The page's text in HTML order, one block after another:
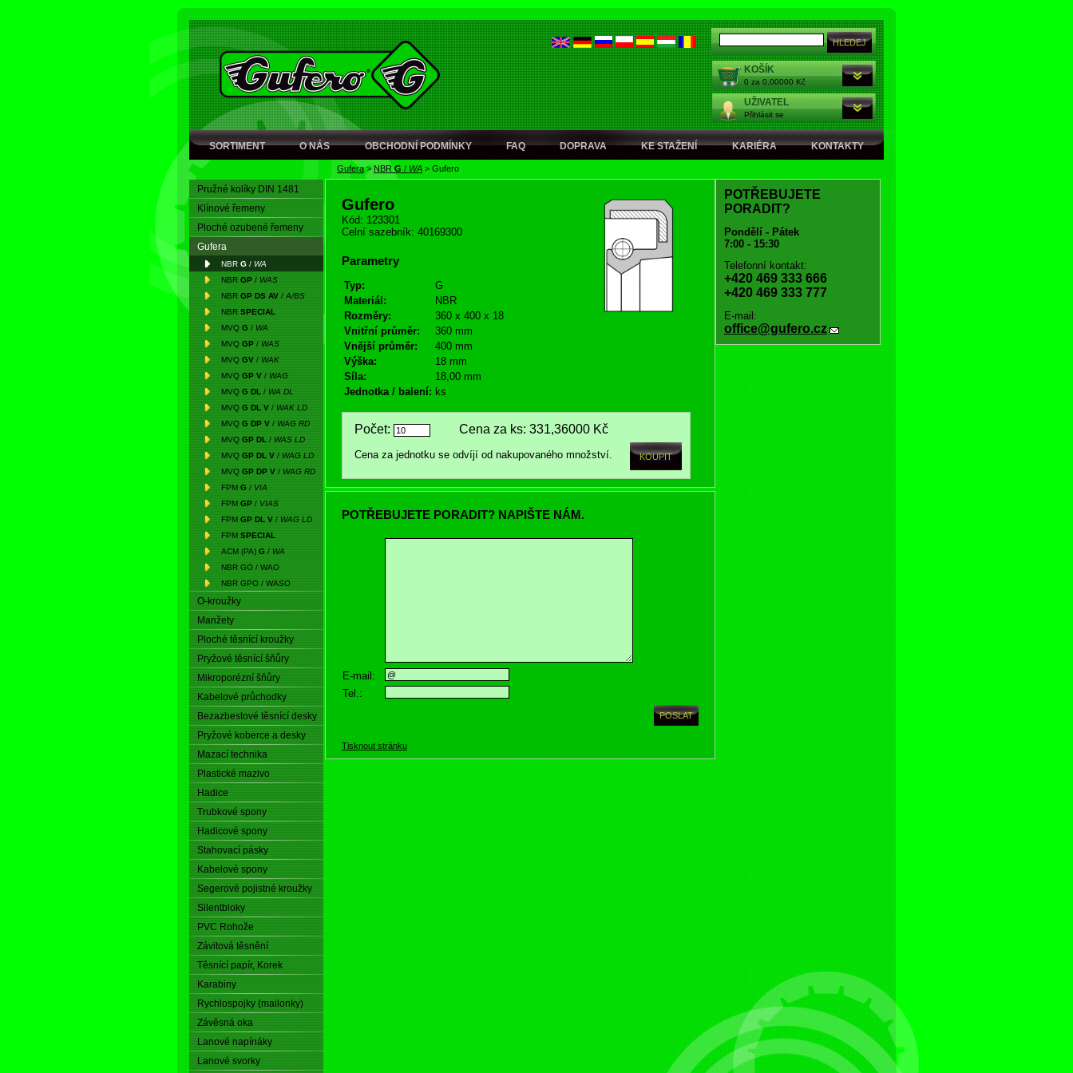
KOŠÍK
0 za 0,00000 Kč
UŽIVATEL
Přihlásit se
SORTIMENT O NÁS OBCHODNÍ PODMÍNKY FAQ DOPRAVA KE STAŽENÍ KARIÉRA KONTAKTY
Gufera> NBRG / WA > Gufero
Pružné kolíky DIN 1481
Klínové řemeny
Ploché ozubené řemeny
Gufera
NBR G / WA
NBR GP / WAS
NBR GP DS AV / A/BS
NBR SPECIAL
MVQ G / WA
MVQ GP / WAS
MVQ GV / WAK
MVQ GP V / WAG
MVQ G DL / WA DL
MVQ G DL V / WAK LD
MVQ G DP V / WAG RD
MVQ GP DL / WAS LD
MVQ GP DL V / WAG LD
MVQ GP DP V / WAG RD
FPM G / VIA
FPM GP / VIAS
FPM GP DL V / WAG LD
FPM SPECIAL
ACM (PA) G / WA
NBR GO / WAO
NBR GPO / WASO
O-kroužky
Manžety
Ploché těsnící kroužky
Pryžové těsnící šňůry
Mikroporézní šňůry
Kabelové průchodky
Bezazbestové těsnící desky
Pryžové koberce a desky
Mazací technika
Plastické mazivo
Hadice
Trubkové spony
Hadicové spony
Stahovací pásky
Kabelové spony
Segerové pojistné kroužky
Silentbloky
PVC Rohože
Závitová těsnění
Těsnící papír, Korek
Karabiny
Rychlospojky (mailonky)
Závěsná oka
Lanové napínáky
Lanové svorky
Gufero
Kód: 123301
Celní sazebník: 40169300
Parametry
Typ:
G
Materiál:
NBR
Rozměry:
360 x 400 x 18
Vnitřní průměr:
360 mm
Vnější průměr:
400 mm
Výška:
18 mm
Síla:
18,00 mm
Jednotka / balení: ks
Počet: Cena za ks: 331,36000 Kč
Cena za jednotku se odvíjí od nakupovaného množství.
POTŘEBUJETE PORADIT? NAPIŠTE NÁM.
E-mail:
Tel.:
Tisknout stránku
POTŘEBUJETE
PORADIT?
Pondělí - Pátek
7:00 - 15:30
Telefonní kontakt:
+420 469 333 666
+420 469 333 777
E-mail:
office@gufero.cz